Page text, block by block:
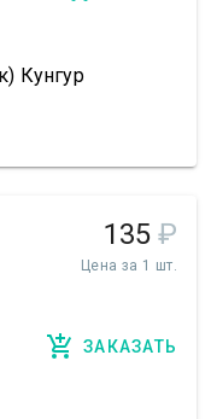
Кунгур
135 ₽
Цена за 1 шт.
ЗАКАЗАТЬ